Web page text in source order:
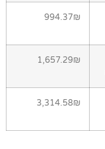
994.37₪
1,657.29₪
3,314.58₪